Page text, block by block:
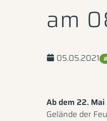
am
05.05.2021
Ab dem 22. Mai
Gelände der